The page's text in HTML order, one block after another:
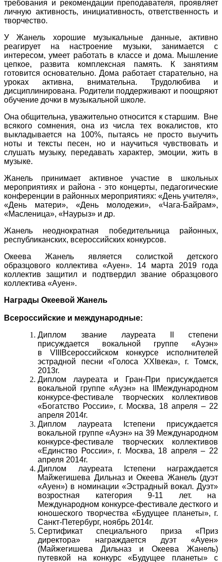
требования и рекомендации преподавателя, проявляет
личную активность, инициативность, ответственность и
творчество.
У Жанель хорошие музыкальные данные, активно
реагирует на настроение музыки, занимается с
интересом, умеет работать в классе и дома. Мышление
цепкое, развита комплексная память. К занятиям
готовится основательно. Дома работает старательно, на
уроках активна, внимательна. Трудолюбива и
дисциплинирована. Родители поддерживают и поощряют
обучение дочки в музыкальной школе.
Она общительна, уважительно относится к старшим. Вне
всякого сомнения, она из числа тех вокалистов, кто
выкладывается на 100%, пытаясь не просто выучить
ноты и тексты песен, но и научиться чувствовать и
слушать музыку, передавать характер, эмоции, жить в
музыке.
Жанель принимает активное участие в школьных
мероприятиях и района - это концерты, педагогические
конференции в районных мероприятиях: «День учителя»,
«День матери», «День молодежи», «Чага-Байрам»,
«Масленица», «Наурыз» и др.
Жанель неоднократная победительница районных,
республиканских, всероссийских конкурсов.
Океева Жанель является солисткой детского
образцового коллектива «Ауен». 14 марта 2019 года
коллектив защитил и подтвердил звание образцового
коллектива «Ауен».
Награды Океевой Жанель
Всероссийские и международные:
Диплом звание лауреата II степени
присуждается вокальной группе «Ауэн»
в VIIIВсероссийском конкурсе исполнителей
эстрадной песни «Голоса XXIвека», г. Томск,
2013г.
Диплом лауреата и Гран-При присуждается
вокальной группе «Ауэн» на IIМеждународном
конкурсе-фестивале творческих коллективов
«Богатство России», г. Москва, 18 апреля – 22
апреля 2014г.
Диплом лауреата Iстепени присуждается
вокальной группе «Ауэн» на 39 Международном
конкурсе-фестивале творческих коллективов
«Единство России», г. Москва, 18 апреля – 22
апреля 2014г.
Диплом лауреата Iстепени награждается
Майжегишева Дильназ и Океева Жанель (дуэт
«Ауен») в номинации «Эстрадный вокал. Дуэт»
возростная категория 9-11 лет. на
Международном конкурсе-фестивале десткого и
юношеского творчества «Будущее планеты», г.
Санкт-Петербург, ноябрь 2014г.
Сертификат специального приза «Приз
директора» награждается дуэт «Ауен»
(Майжегишева Дильназ и Океева Жанель)
путевкой на конкурс «Будущее планеты» с